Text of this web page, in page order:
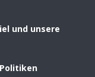
und unsere